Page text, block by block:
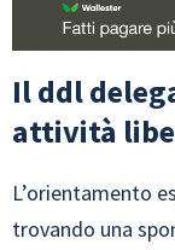
Il ddl
attività
L’orientamento
trovando una